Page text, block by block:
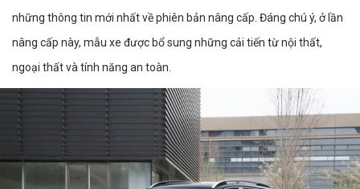
những thông tin mới nhất về phiên bản nâng cấp. Đáng chú ý, ở lần
nâng cấp này, mẫu xe được bổ sung những cải tiến từ nội thất,
ngoại thất và tính năng an toàn.